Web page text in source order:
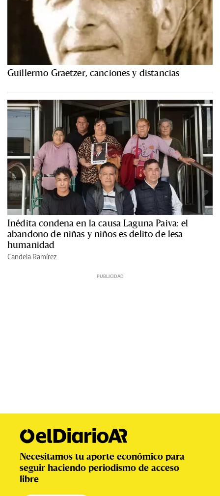
Guillermo Graetzer, canciones y distancias
Inédita condena en la causa Laguna Paiva: el
abandono de niñas y niños es delito de lesa
humanidad
Candela Ramírez
Necesitamos tu aporte económico para
seguir haciendo periodismo de acceso
libre